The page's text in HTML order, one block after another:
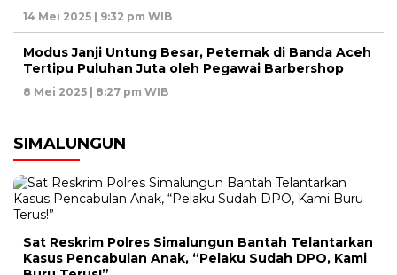
14 Mei 2025 | 9:32 pm WIB
Modus Janji Untung Besar, Peternak di Banda Aceh
Tertipu Puluhan Juta oleh Pegawai Barbershop
8 Mei 2025 | 8:27 pm WIB
SIMALUNGUN
Sat Reskrim Polres Simalungun Bantah Telantarkan
Kasus Pencabulan Anak, “Pelaku Sudah DPO, Kami